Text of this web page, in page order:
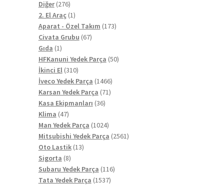
Diğer 276276
ürün
2. El Araç 11
ürün
Aparat - Özel Takım 173173
Civata Grubu 6767
Gıda 11
ürün
HFKanuni Yedek Parça 5050
İkinci El 310310
ürün
İveco Yedek Parça 14661466
ürün
Karsan Yedek Parça 7171
Kasa Ekipmanları 3636
Klima 4747
ürün
Man Yedek Parça 10241024
ürün
Mitsubishi Yedek Parça 25612561
Oto Lastik 1313
Sigorta 88
ürün
Subaru Yedek Parça 116116
Tata Yedek Parça 15371537